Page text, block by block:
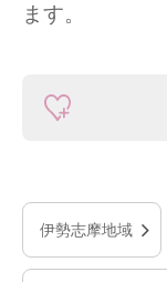
ます。
伊勢志摩地域